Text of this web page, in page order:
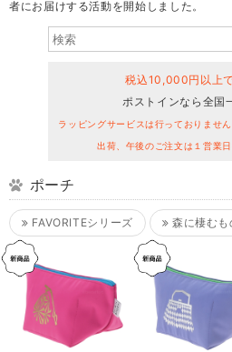
者にお届けする活動を開始しました。
税込10,000円以上
ポストインなら全国
ラッピングサービスは行っておりませ
出荷、午後のご注文は１営業日
ポーチ
FAVORITEシリーズ 森に棲むも